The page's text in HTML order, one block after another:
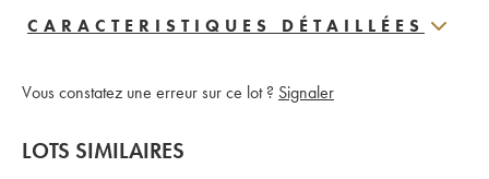
CARACTERISTIQUES DÉTAILLÉES
Vous constatez une erreur sur ce lot ? Signaler
LOTS SIMILAIRES